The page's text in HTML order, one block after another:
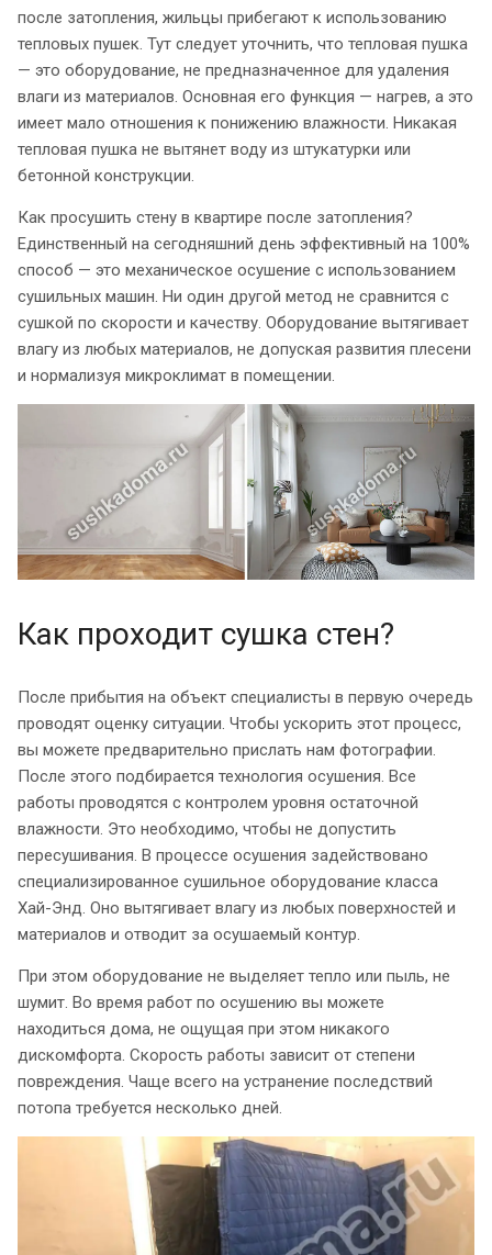
после затопления, жильцы прибегают к использованию
тепловых пушек. Тут следует уточнить, что тепловая пушка
— это оборудование, не предназначенное для удаления
влаги из материалов. Основная его функция — нагрев, а это
имеет мало отношения к понижению влажности. Никакая
тепловая пушка не вытянет воду из штукатурки или
бетонной конструкции.
Как просушить стену в квартире после затопления?
Единственный на сегодняшний день эффективный на 100%
способ — это механическое осушение с использованием
сушильных машин. Ни один другой метод не сравнится с
сушкой по скорости и качеству. Оборудование вытягивает
влагу из любых материалов, не допуская развития плесени
и нормализуя микроклимат в помещении.
Как проходит сушка стен?
После прибытия на объект специалисты в первую очередь
проводят оценку ситуации. Чтобы ускорить этот процесс,
вы можете предварительно прислать нам фотографии.
После этого подбирается технология осушения. Все
работы проводятся с контролем уровня остаточной
влажности. Это необходимо, чтобы не допустить
пересушивания. В процессе осушения задействовано
специализированное сушильное оборудование класса
Хай-Энд. Оно вытягивает влагу из любых поверхностей и
материалов и отводит за осушаемый контур.
При этом оборудование не выделяет тепло или пыль, не
шумит. Во время работ по осушению вы можете
находиться дома, не ощущая при этом никакого
дискомфорта. Скорость работы зависит от степени
повреждения. Чаще всего на устранение последствий
потопа требуется несколько дней.